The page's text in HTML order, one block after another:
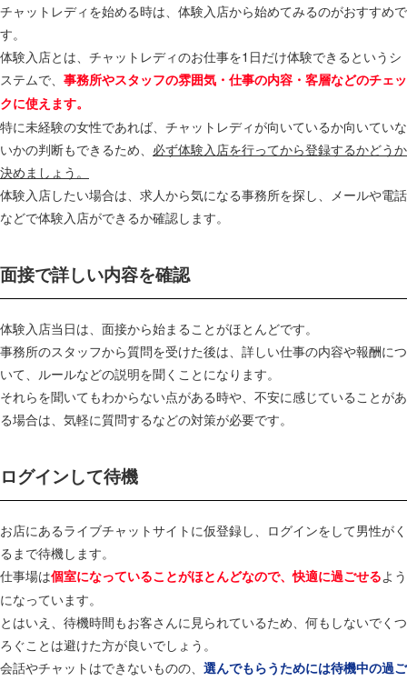
チャットレディを始める時は、体験入店から始めてみるのがおすすめで
す。
体験入店とは、チャットレディのお仕事を1日だけ体験できるというシ
ステムで、 事務所やスタッフの雰囲気・仕事の内容・客層などのチェッ
クに使えます。
特に未経験の女性であれば、チャットレディが向いているか向いていな
いかの判断もできるため、 必ず体験入店を行ってから登録するかどうか
決めましょう。
体験入店したい場合は、求人から気になる事務所を探し、メールや電話
などで体験入店ができるか確認します。
面接で詳しい内容を確認
体験入店当日は、面接から始まることがほとんどです。
事務所のスタッフから質問を受けた後は、詳しい仕事の内容や報酬につ
いて、ルールなどの説明を聞くことになります。
それらを聞いてもわからない点がある時や、不安に感じていることがあ
る場合は、気軽に質問するなどの対策が必要です。
ログインして待機
お店にあるライブチャットサイトに仮登録し、ログインをして男性がく
るまで待機します。
仕事場は個室になっていることがほとんどなので、快適に過ごせるよう
になっています。
とはいえ、待機時間もお客さんに見られているため、何もしないでくつ
ろぐことは避けた方が良いでしょう。
会話やチャットはできないものの、 選んでもらうためには待機中の過ご